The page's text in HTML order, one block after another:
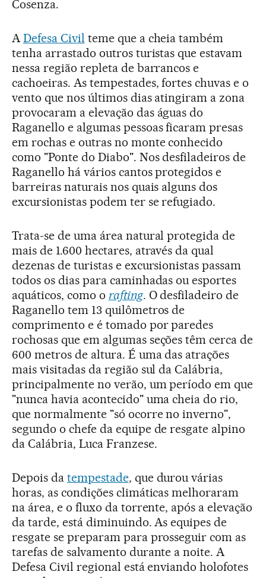
Cosenza.
ADefesa Civil teme que a cheia também
tenha arrastado outros turistas que estavam
nessa região repleta de barrancos e
cachoeiras. As tempestades, fortes chuvas e o
vento que nos últimos dias atingiram a zona
provocaram a elevação das águas do
Raganello e algumas pessoas ficaram presas
em rochas e outras no monte conhecido
como "Ponte do Diabo". Nos desfiladeiros de
Raganello há vários cantos protegidos e
barreiras naturais nos quais alguns dos
excursionistas podem ter se refugiado.
Trata-se de uma área natural protegida de
mais de 1.600 hectares, através da qual
dezenas de turistas e excursionistas passam
todos os dias para caminhadas ou esportes
aquáticos, como o rafting. O desfiladeiro de
Raganello tem 13 quilômetros de
comprimento e é tomado por paredes
rochosas que em algumas seções têm cerca de
600 metros de altura. É uma das atrações
mais visitadas da região sul da Calábria,
principalmente no verão, um período em que
"nunca havia acontecido" uma cheia do rio,
que normalmente "só ocorre no inverno",
segundo o chefe da equipe de resgate alpino
da Calábria, Luca Franzese.
Depois da tempestade, que durou várias
horas, as condições climáticas melhoraram
na área, e o fluxo da torrente, após a elevação
da tarde, está diminuindo. As equipes de
resgate se preparam para prosseguir com as
tarefas de salvamento durante a noite. A
Defesa Civil regional está enviando holofotes